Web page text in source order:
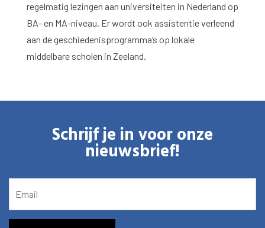
Contact en Openingstijden
regelmatig lezingen aan universiteiten in Nederland op
BA- en MA-niveau. Er wordt ook assistentie verleend
aan de geschiedenisprogramma’s op lokale
middelbare scholen in Zeeland.
Schrijf je in voor onze
nieuwsbrief!